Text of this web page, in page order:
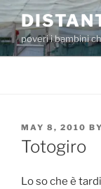
Skip
to
contentpoveri i bambini
POSTED
ON
MAY 8, 2010 BY
Totogiro
Lo so che è